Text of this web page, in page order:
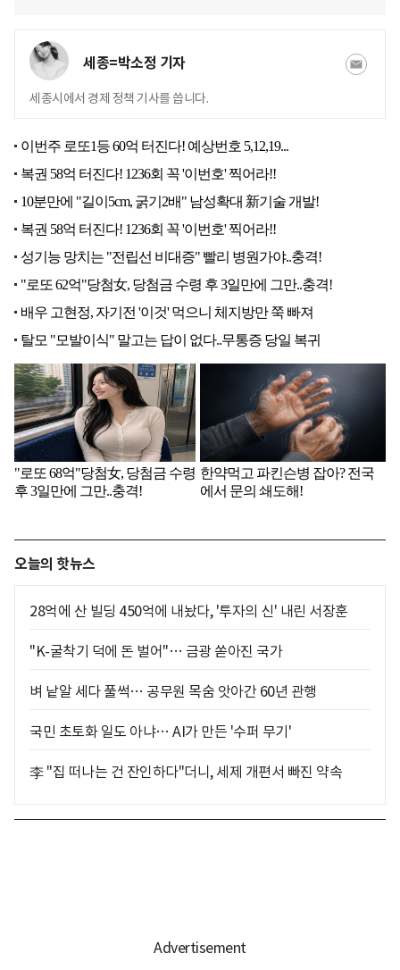
세종=박소정 기자
세종시에서 경제 정책 기사를 씁니다.
오늘의 핫뉴스
28억에 산 빌딩 450억에 내놨다, '투자의 신' 내린 서장훈
"K-굴착기 덕에 돈 벌어"… 금광 쏟아진 국가
벼 낱알 세다 풀썩… 공무원 목숨 앗아간 60년 관행
국민 초토화 일도 아냐… AI가 만든 '수퍼 무기'
李 "집 떠나는 건 잔인하다"더니, 세제 개편서 빠진 약속